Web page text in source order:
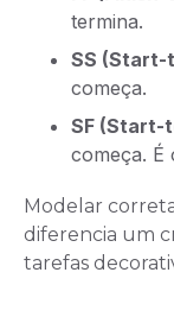
termina.
SS
começa.
SF (Start-
começa. É
Modelar
diferencia um
tarefas